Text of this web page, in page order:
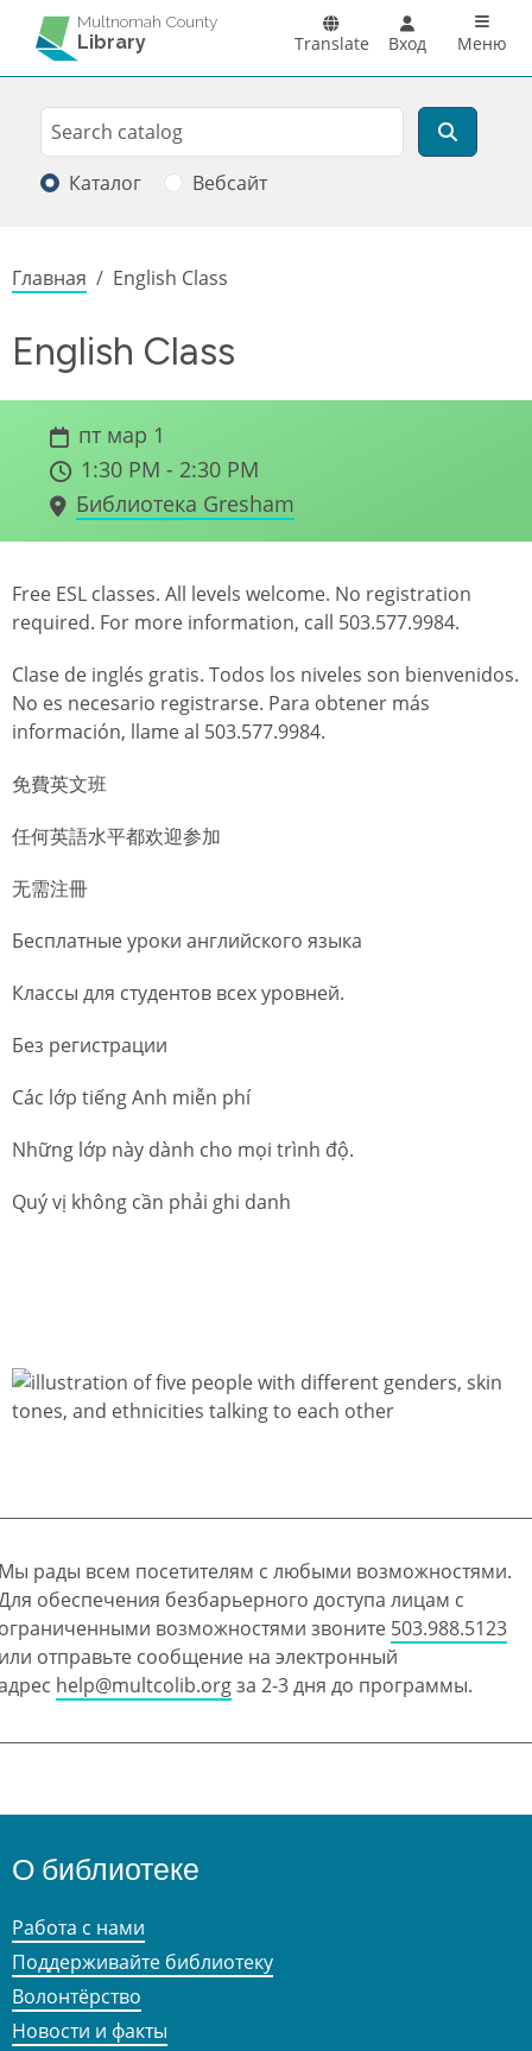
Перейти к основному содержанию
Multnomah County
Library Translate Вход Main
Меню
Search
Поиск
Каталог Вебсайт
Строка навигации
Главная English Class
English Class
пт мар 1
1:30 PM - 2:30 PM
Библиотека Gresham
Free ESL classes. All levels welcome. No registration
required. For more information, call 503.577.9984.
Clase de inglés gratis. Todos los niveles son bienvenidos.
No es necesario registrarse. Para obtener más
información, llame al 503.577.9984.
免費英文班
任何英語水平都欢迎参加
无需注冊
Бесплатные уроки английского языка
Классы для студентов всех уровней.
Без регистрации
Các lớp tiếng Anh miễn phí
Những lớp này dành cho mọi trình độ.
Quý vị không cần phải ghi danh
рады всем посетителям с любыми возможностями.
обеспечения безбарьерного доступа лицам с
возможностями звоните 503.988.5123
отправьте сообщение на электронный
help@multcolib.orgза 2-3 дня до программы.
О библиотеке
Работа с нами
Поддерживайте библиотеку
Волонтёрство
Новости и факты